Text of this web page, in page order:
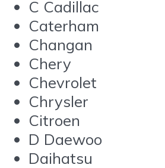
C Cadillac
Caterham
Changan
Chery
Chevrolet
Chrysler
Citroen
D Daewoo
Daihatsu